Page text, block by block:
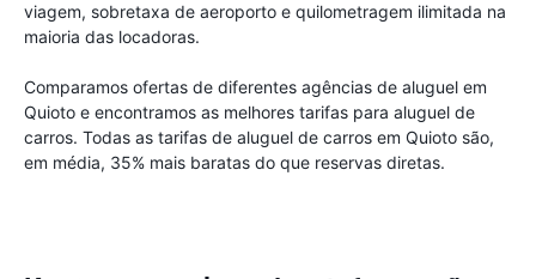
viagem, sobretaxa de aeroporto e quilometragem ilimitada na
maioria das locadoras.
Comparamos ofertas de diferentes agências de aluguel em
Quioto e encontramos as melhores tarifas para aluguel de
carros. Todas as tarifas de aluguel de carros em Quioto são,
em média, 35% mais baratas do que reservas diretas.